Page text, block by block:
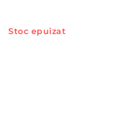
Stoc epuizat